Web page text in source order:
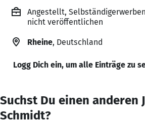
Angestellt,
nicht veröffentlichen
Rheine, Deutschland
Logg Dich ein, um alle Einträge zu
Suchst Du einen anderen
Schmidt?